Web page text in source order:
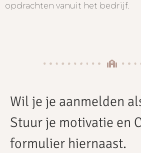
opdrachten vanuit het bedrijf.
Wil je je aanmelden
Stuur je motivatie en
formulier hiernaast.